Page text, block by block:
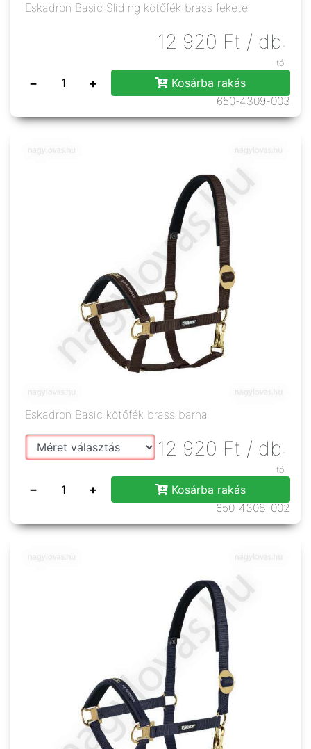
Eskadron Basic Sliding kötőfék brass fekete
12 920 Ft / db -
tól
− +
Kosárba rakás
650-4309-003
Eskadron Basic kötőfék brass barna
12 920 Ft / db -
tól
− +
Kosárba rakás
650-4308-002